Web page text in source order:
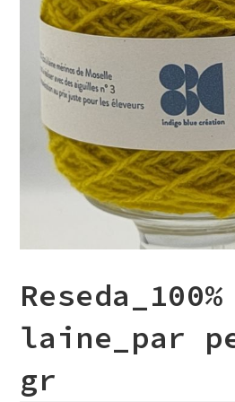
Reseda_100%
laine_par
gr